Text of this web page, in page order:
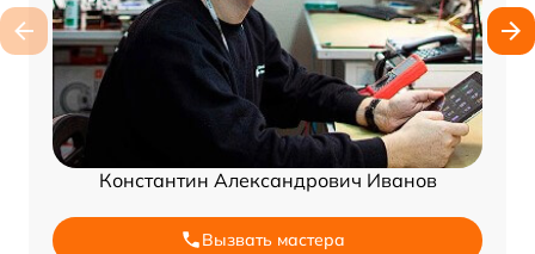
Константин Александрович Иванов
Вызвать мастера